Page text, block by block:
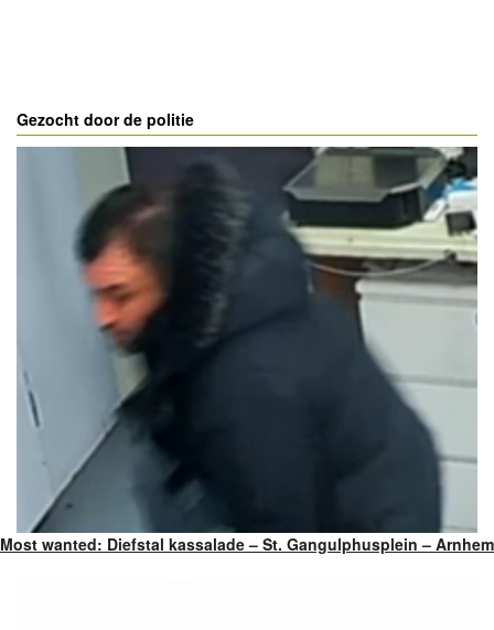
Gezocht door de politie
Most wanted: Diefstal kassalade – St. Gangulphusplein – Arnhem